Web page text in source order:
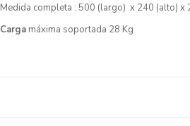
Medida completa : 500 (largo) x 240 (alto) x
Carga máxima soportada 28 Kg